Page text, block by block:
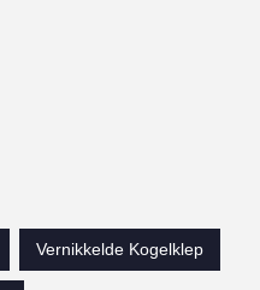
Vernikkelde Kogelklep